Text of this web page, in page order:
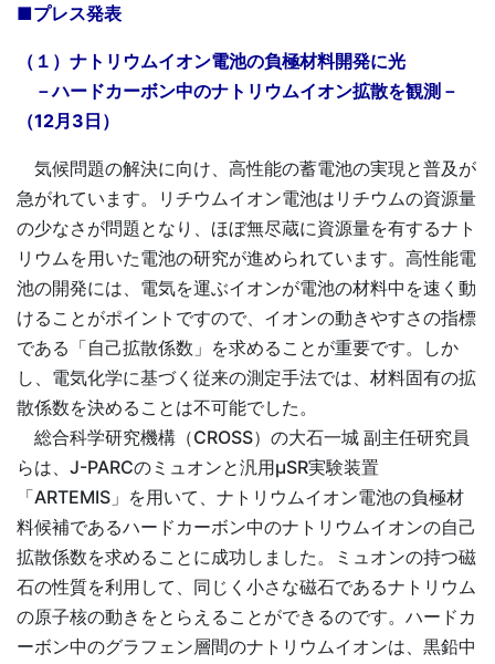
■プレス発表
（１）ナトリウムイオン電池の負極材料開発に光
－ハードカーボン中のナトリウムイオン拡散を観測－
（12月3日）
気候問題の解決に向け、高性能の蓄電池の実現と普及が
急がれています。リチウムイオン電池はリチウムの資源量
の少なさが問題となり、ほぼ無尽蔵に資源量を有するナト
リウムを用いた電池の研究が進められています。高性能電
池の開発には、電気を運ぶイオンが電池の材料中を速く動
けることがポイントですので、イオンの動きやすさの指標
である「自己拡散係数」を求めることが重要です。しか
し、電気化学に基づく従来の測定手法では、材料固有の拡
散係数を決めることは不可能でした。
総合科学研究機構（CROSS）の大石一城 副主任研究員
らは、J-PARCのミュオンと汎用µSR実験装置
「ARTEMIS」を用いて、ナトリウムイオン電池の負極材
料候補であるハードカーボン中のナトリウムイオンの自己
拡散係数を求めることに成功しました。ミュオンの持つ磁
石の性質を利用して、同じく小さな磁石であるナトリウム
の原子核の動きをとらえることができるのです。ハードカ
ーボン中のグラフェン層間のナトリウムイオンは、黒鉛中